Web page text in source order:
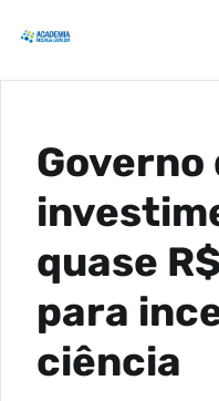
Governo
quase
para
ciência